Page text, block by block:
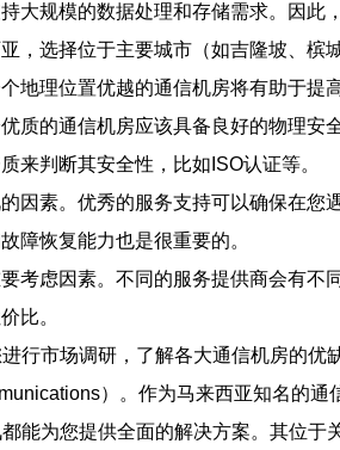
大规模的数据处理和存储需求。因此
，选择位于主要城市（如吉隆坡、
地理位置优越的通信机房将有助于提
质的通信机房应该具备良好的物理
来判断其安全性，比如ISO认证等。
因素。优秀的服务支持可以确保在
障恢复能力也是很重要的。
考虑因素。不同的服务提供商会有
比。
行市场调研，了解各大通信机房的
）。作为马来西亚知名的
能为您提供全面的解决方案。其位